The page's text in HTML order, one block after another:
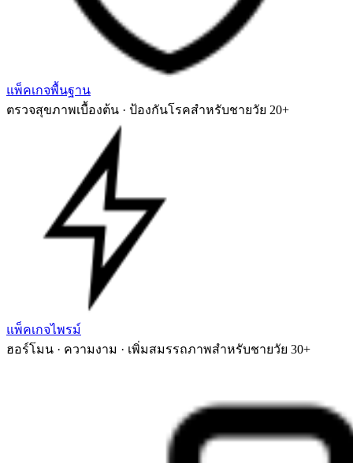
แพ็คเกจพื้นฐาน
ตรวจสุขภาพเบื้องต้น · ป้องกันโรคสำหรับชายวัย 20+
แพ็คเกจไพรม์
ฮอร์โมน · ความงาม · เพิ่มสมรรถภาพสำหรับชายวัย 30+